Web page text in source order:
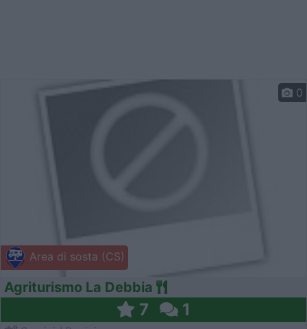
Area di sosta (CS)
0
Agriturismo La Debbia
7 1